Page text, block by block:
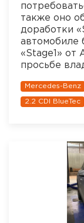
также оно
доработки
автомобиле
«Stage1» от
просьбе
Mercedes-Benz
2.2 CDI BlueTec